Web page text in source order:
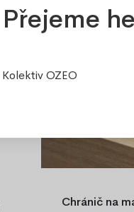
Chránič na
Přejeme
Kolektiv OZEO